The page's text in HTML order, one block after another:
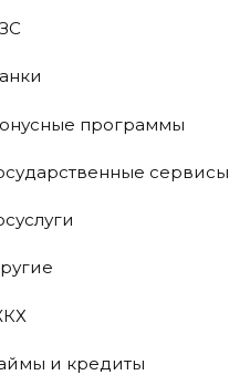
программы
сервисы
и кредиты